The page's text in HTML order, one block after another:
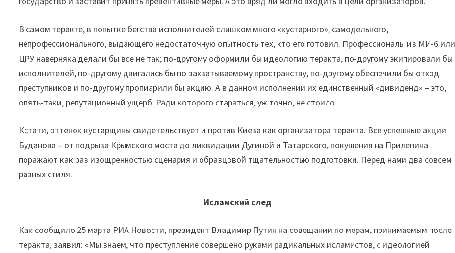
В самом теракте, в попытке бегства исполнителей слишком много «кустарного», самодельного,
непрофессионального, выдающего недостаточную опытность тех, кто его готовил. Профессионалы из МИ-6 или
ЦРУ наверняка делали бы все не так; по-другому оформили бы идеологию теракта, по-другому экипировали бы
исполнителей, по-другому двигались бы по захватываемому пространству, по-другому обеспечили бы отход
преступников и по-другому пропиарили бы акцию. А в данном исполнении их единственный «дивиденд» – это,
опять-таки, репутационный ущерб. Ради которого стараться, уж точно, не стоило.
Кстати, оттенок кустарщины свидетельствует и против Киева как организатора теракта. Все успешные акции
Буданова – от подрыва Крымского моста до ликвидации Дугиной и Татарского, покушения на Прилепина
поражают как раз изощренностью сценария и образцовой тщательностью подготовки. Перед нами два совсем
разных стиля.
Исламский след
Как сообщило 25 марта РИА Новости, президент Владимир Путин на совещании по мерам, принимаемым после
теракта, заявил: «Мы знаем, что преступление совершено руками радикальных исламистов, с идеологией